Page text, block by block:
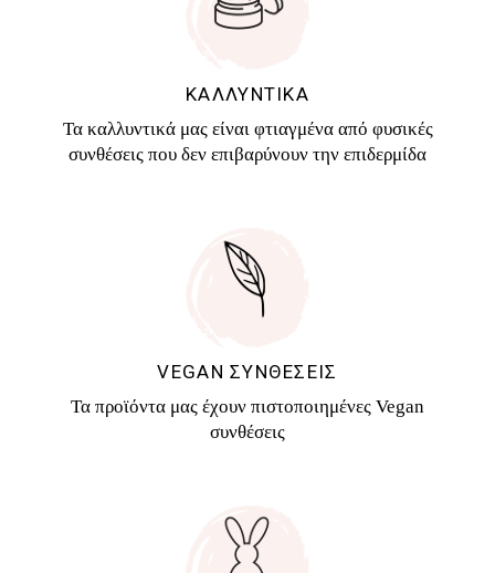
ΚΑΛΛΥΝΤΙΚΑ
Τα καλλυντικά μας είναι φτιαγμένα από φυσικές
συνθέσεις που δεν επιβαρύνουν την επιδερμίδα
VEGAN ΣΥΝΘΕΣΕΙΣ
Τα προϊόντα μας έχουν πιστοποιημένες Vegan
συνθέσεις